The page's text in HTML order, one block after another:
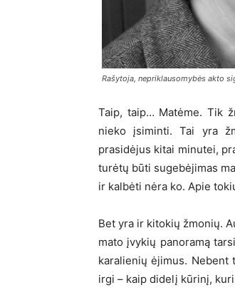
Rašytoja, nepriklausomybės akto
Taip, taip… Matėme. Tik
nieko įsiminti. Tai yra
prasidėjus kitai minutei,
turėtų būti sugebėjimas
ir kalbėti nėra ko. Apie
Bet yra ir kitokių žmonių.
mato įvykių panoramą
karalienių ėjimus. Nebent
irgi – kaip didelį kūrinį,